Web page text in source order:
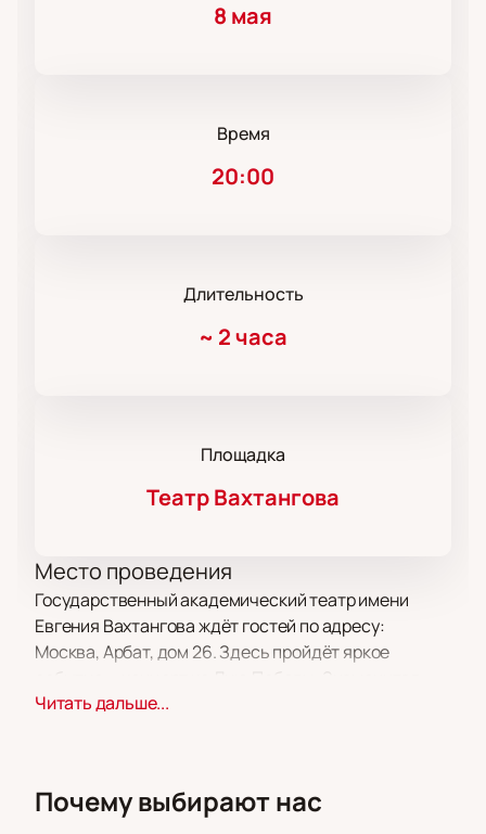
8 мая
Время
20:00
Длительность
~ 2 часа
Площадка
Театр Вахтангова
Место проведения
Государственный академический театр имени
Евгения Вахтангова ждёт гостей по адресу:
Москва, Арбат, дом 26. Здесь пройдёт яркое
московская сцена работает с 1921 года и радует
Читать дальше...
Почему выбирают нас